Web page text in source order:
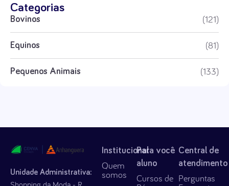
Categorias
Bovinos (121)
Equinos (81)
Pequenos Animais (133)
Unidade Administrativa:
Institucional
Quem
somos
Para você
aluno
Cursos de
Central de
atendimento
Perguntas